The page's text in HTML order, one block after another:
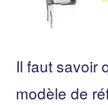
Il faut savoir
modèle de